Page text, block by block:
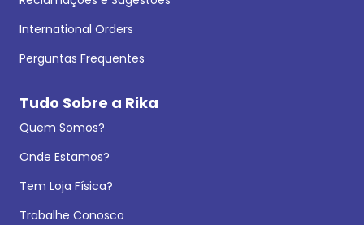
International Orders
Perguntas Frequentes
Tudo Sobre a Rika
Quem Somos?
Onde Estamos?
Tem Loja Física?
Trabalhe Conosco